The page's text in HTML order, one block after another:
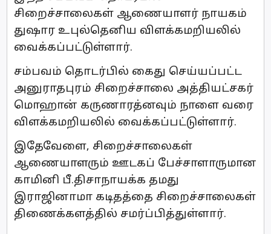
சிறைச்சாலைகள் ஆணையாளர் நாயகம்
துஷார உபுல்தெனிய விளக்கமறியலில்
வைக்கப்பட்டுள்ளார்.
சம்பவம் தொடர்பில் கைது செய்யப்பட்ட
அனுராதபுரம் சிறைச்சாலை அத்தியட்சகர்
மொஹான் கருணாரத்னவும் நாளை வரை
விளக்கமறியலில் வைக்கப்பட்டுள்ளார்.
இதேவேளை, சிறைச்சாலைகள்
ஆணையாளரும் ஊடகப் பேச்சாளாருமான
காமினி பீ.திசாநாயக்க தமது
இராஜினாமா கடிதத்தை சிறைச்சாலைகள்
திணைக்களத்தில் சமர்ப்பித்துள்ளார்.